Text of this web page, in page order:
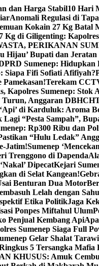
dan Harga Stabil10 Hari
Anomali Regulasi di
Kokain 27 Kg
Kg di Giligenting:
PERIKANAN
Bupati dan Jeratan
Sumenep:
Siapa Fifi Sofiati Afifiyah?
Terekam
Kapolres Sumenep: Stok
Anggaran
di Karduluk: Aroma
“Pesta Sampah”,
Rp300 Ribu dan
“Hulu Ledak”
Jatim!Sumenep
Trenggono di Dapenda
DipecatKejari
di Selat Kangean!
Benturan Dua Motor
Lelah dengan
Etika PolitikJaga
Ponpes Miftahul Ulum
Penjual Kembang Api
Sumenep Siaga Full
Gelar Shalat
5 Tersangka
KHUSUS: Amuk